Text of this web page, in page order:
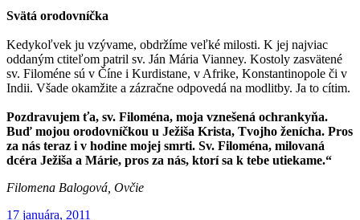
Svätá orodovníčka
Kedykoľvek ju vzývame, obdržíme veľké milosti. K jej najviac
oddaným ctiteľom patril sv. Ján Mária Vianney. Kostoly zasvätené
sv. Filoméne sú v Číne i Kurdistane, v Afrike, Konstantinopole či v
Indii. Všade okamžite a zázračne odpovedá na modlitby. Ja to cítim.
Pozdravujem ťa, sv. Filoména, moja vznešená ochrankyňa.
Buď mojou orodovníčkou u Ježiša Krista, Tvojho ženícha. Pros
za nás teraz i v hodine mojej smrti. Sv. Filoména, milovaná
dcéra Ježiša a Márie, pros za nás, ktorí sa k tebe utiekame.“
Filomena Balogová, Ovčie
Publikované
17 januára, 2011